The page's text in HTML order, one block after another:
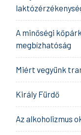
A minőségi
megbízhatóság
Miért vegyünk
Király Fürdő
Az alkoholizmus